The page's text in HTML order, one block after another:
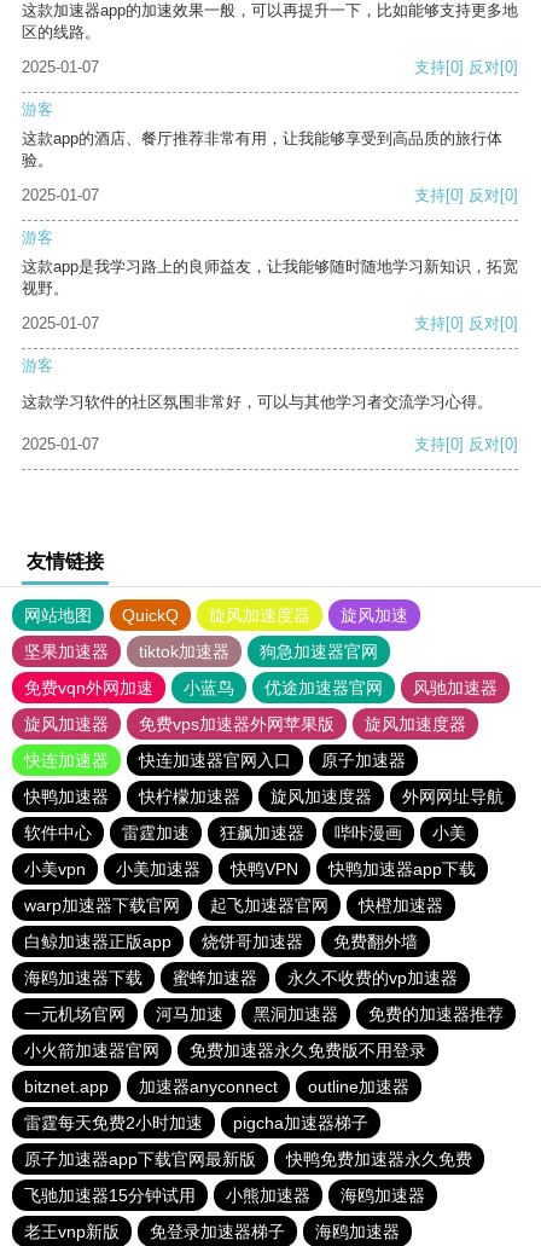
这款加速器app的加速效果一般，可以再提升一下，比如能够支持更多地
区的线路。
2025-01-07
支持[0] 反对[0]
游客
这款app的酒店、餐厅推荐非常有用，让我能够享受到高品质的旅行体
验。
2025-01-07
支持[0] 反对[0]
游客
这款app是我学习路上的良师益友，让我能够随时随地学习新知识，拓宽
视野。
2025-01-07
支持[0] 反对[0]
游客
这款学习软件的社区氛围非常好，可以与其他学习者交流学习心得。
2025-01-07 支持[0] 反对[0]
友情链接
网站地图 QuickQ 旋风加速度器
旋风加速
坚果加速器
tiktok加速器
狗急加速器官网
免费vqn外网加速
小蓝鸟 优途加速器官网
风驰加速器
旋风加速器
免费vps加速器外网苹果版
旋风加速度器
快连加速器
快连加速器官网入口
原子加速器
快鸭加速器
快柠檬加速器 旋风加速度器
外网网址导航
软件中心
雷霆加速 狂飙加速器 哔咔漫画
小美
小美vpn
小美加速器 快鸭VPN
快鸭加速器app下载
warp加速器下载官网
起飞加速器官网
快橙加速器
白鲸加速器正版app
烧饼哥加速器
免费翻外墙
海鸥加速器下载
蜜蜂加速器
永久不收费的vp加速器
一元机场官网
河马加速 黑洞加速器
免费的加速器推荐
小火箭加速器官网
免费加速器永久免费版不用登录
bitznet.app
加速器anyconnect
outline加速器
雷霆每天免费2小时加速
pigcha加速器梯子
原子加速器app下载官网最新版
快鸭免费加速器永久免费
飞驰加速器15分钟试用
小熊加速器
海鸥加速器
老王vnp新版
免登录加速器梯子 海鸥加速器